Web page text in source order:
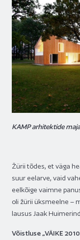
KAMP arhitektide
Žürii tõdes, et väga
suur eelarve, vaid
eelkõige vaimne
oli žürii üksmeelne –
lausus Jaak Huimerind.
Võistluse „VÄIKE